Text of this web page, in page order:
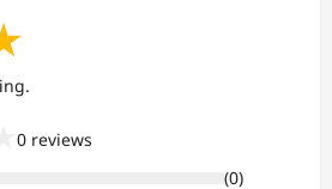
0 reviews
(0)